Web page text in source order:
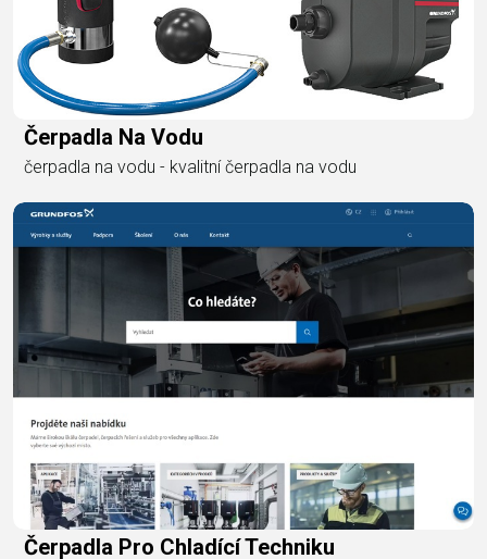
Čerpadla Na Vodu
čerpadla na vodu - kvalitní čerpadla na vodu
Čerpadla Pro Chladící Techniku